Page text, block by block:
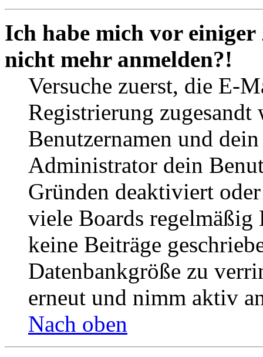
Ich habe mich vor
nicht mehr anmelden?!
Versuche zuerst, die E-
Registrierung
Benutzernamen und
Administrator dein
Gründen deaktiviert
viele Boards
keine Beiträge
Datenbankgröße zu
erneut und nimm aktiv
Nach oben